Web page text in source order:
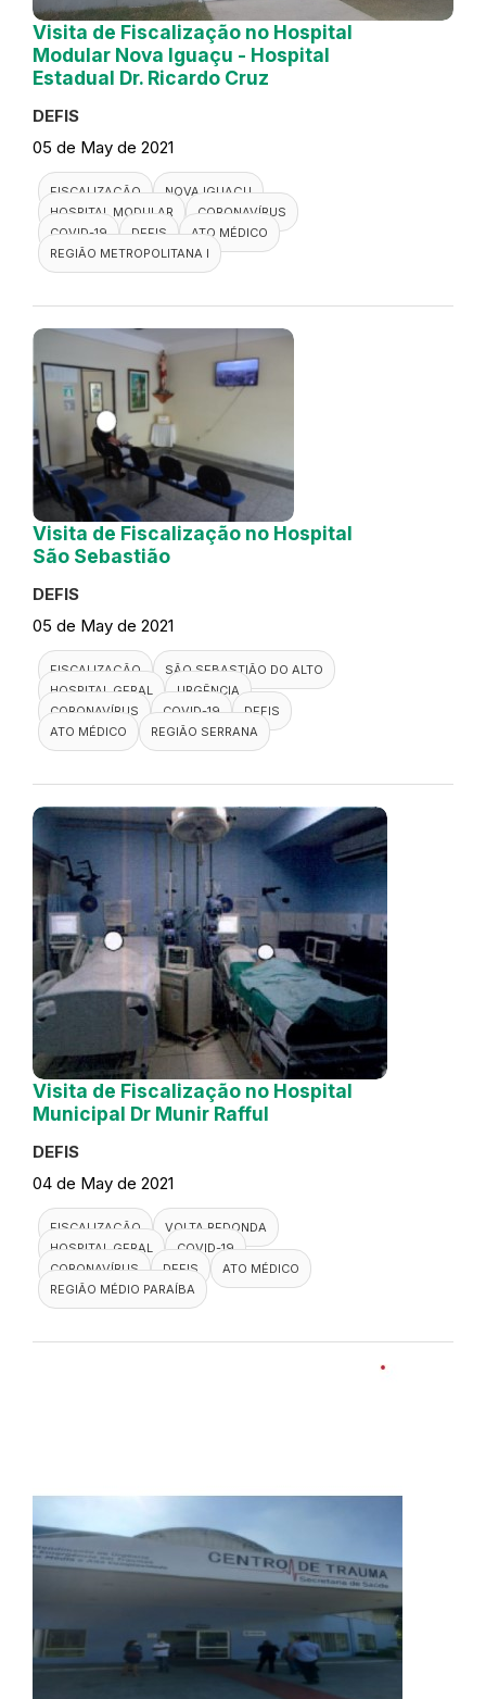
Visita de Fiscalização no Hospital
Modular Nova Iguaçu - Hospital
Estadual Dr. Ricardo Cruz
DEFIS
05 de May de 2021
FISCALIZAÇÃO
NOVA IGUAÇU
HOSPITAL MODULAR
CORONAVÍRUS
COVID-19
DEFIS
ATO MÉDICO
REGIÃO METROPOLITANA I
Visita de Fiscalização no Hospital
São Sebastião
DEFIS
05 de May de 2021
FISCALIZAÇÃO
SÃO SEBASTIÃO DO ALTO
HOSPITAL GERAL
URGÊNCIA
CORONAVÍRUS
COVID-19
DEFIS
ATO MÉDICO
REGIÃO SERRANA
Visita de Fiscalização no Hospital
Municipal Dr Munir Rafful
DEFIS
04 de May de 2021
FISCALIZAÇÃO
VOLTA REDONDA
HOSPITAL GERAL
COVID-19
CORONAVÍRUS
DEFIS
ATO MÉDICO
REGIÃO MÉDIO PARAÍBA